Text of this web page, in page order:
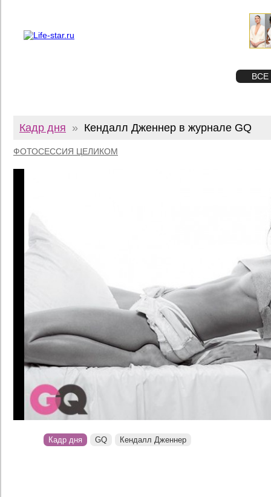
ВСЕ
Кадр дня » Кендалл Дженнер в журнале GQ
ФОТОСЕССИЯ ЦЕЛИКОМ
Кадр дня GQ Кендалл Дженнер